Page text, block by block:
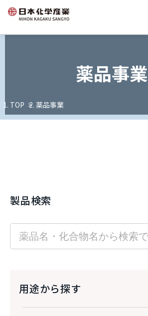
薬品事業
TOP 薬品事業
製品検索
用途から探す